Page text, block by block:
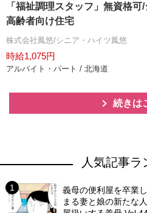
「福祉調理スタッフ」無資格
高齢者向け住宅
株式会社鳳悠/シニア・ハイツ鳳悠
時給1,075円
アルバイト・パート / 北海道
続きは
人気記事ラ
義母の便利屋を卒業
まる妻と娘の新たな